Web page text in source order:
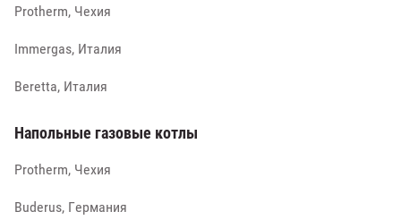
Protherm, Чехия
Immergas, Италия
Beretta, Италия
Напольные газовые котлы
Protherm, Чехия
Buderus, Германия